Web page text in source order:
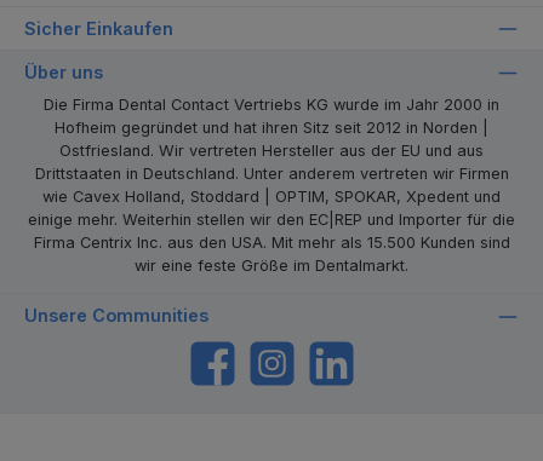
Sicher Einkaufen
Über uns
Die Firma Dental Contact Vertriebs KG wurde im Jahr 2000 in
Hofheim gegründet und hat ihren Sitz seit 2012 in Norden |
Ostfriesland. Wir vertreten Hersteller aus der EU und aus
Drittstaaten in Deutschland. Unter anderem vertreten wir Firmen
wie Cavex Holland, Stoddard | OPTIM, SPOKAR, Xpedent und
einige mehr. Weiterhin stellen wir den EC|REP und Importer für die
Firma Centrix Inc. aus den USA. Mit mehr als 15.500 Kunden sind
wir eine feste Größe im Dentalmarkt.
Unsere Communities
https://www.facebook.com/dentalcontact
Instagram